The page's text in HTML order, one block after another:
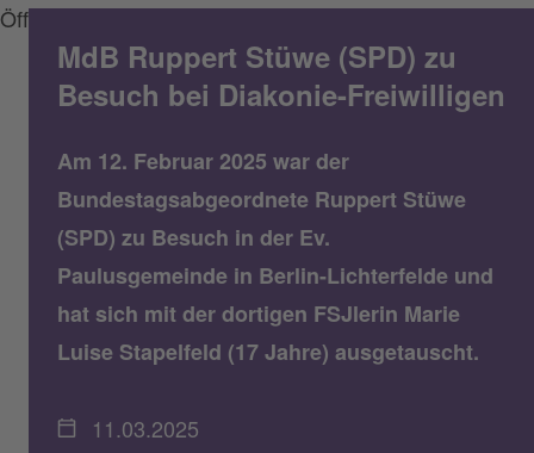
Öffentlichkeitsarbeit, Büro Ruppert Stüwe)
MdB Ruppert Stüwe (SPD) zu
Besuch bei Diakonie-Freiwilligen
Am 12. Februar 2025 war der
Bundestagsabgeordnete Ruppert Stüwe
(SPD) zu Besuch in der Ev.
Paulusgemeinde in Berlin-Lichterfelde und
hat sich mit der dortigen FSJlerin Marie
Luise Stapelfeld (17 Jahre) ausgetauscht.
11.03.2025